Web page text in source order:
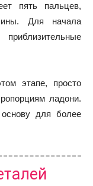
пять пальцев,
Для начала
этапе, просто
ладони.
для более